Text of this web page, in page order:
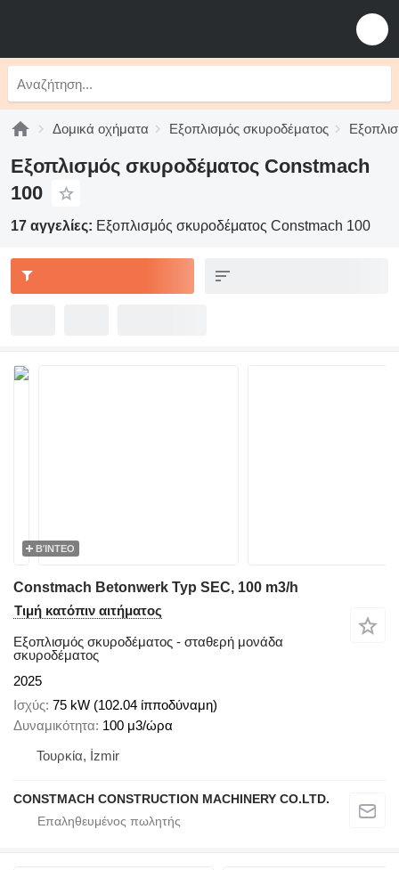
Δομικά οχήματα Εξοπλισμός σκυροδέματος
Εξοπλισμός σκυροδέματος Constmach
100
17 αγγελίες: Εξοπλισμός σκυροδέματος Constmach 100
ΒΊΝΤΕΟ
Constmach Betonwerk Typ SEC, 100 m3/h
Τιμή κατόπιν αιτήματος
Εξοπλισμός σκυροδέματος - σταθερή μονάδα
σκυροδέματος
2025
Ισχύς 75 kW (102.04 ίπποδύναμη)
Δυναμικότητα 100 μ3/ώρα
Τουρκία, İzmir
CONSTMACH CONSTRUCTION MACHINERY CO.LTD.